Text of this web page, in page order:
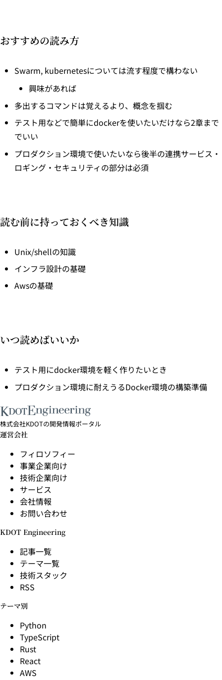
おすすめの読み方
Swarm, kubernetesについては流す程度で構わない
興味があれば
多出するコマンドは覚えるより、概念を掴む
テスト用などで簡単にdockerを使いたいだけなら2章まで
でいい
プロダクション環境で使いたいなら後半の連携サービス・
ロギング・セキュリティの部分は必須
読む前に持っておくべき知識
Unix/shellの知識
インフラ設計の基礎
Awsの基礎
いつ読めばいいか
テスト用にdocker環境を軽く作りたいとき
プロダクション環境に耐えうるDocker環境の構築準備
株式会社KDOTの開発情報ポータル
運営会社
フィロソフィー
事業企業向け
技術企業向け
サービス
会社情報
お問い合わせ
KDOT Engineering
記事一覧
テーマ一覧
技術スタック
RSS
テーマ別
Python
TypeScript
Rust
React
AWS